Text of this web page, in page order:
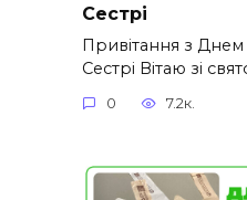
Сестрі
Привітання з
Сестрі Вітаю зі
0 7.2к.